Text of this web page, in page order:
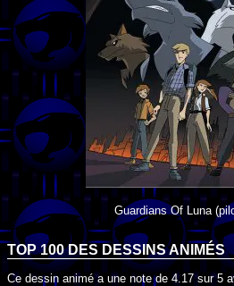
Guardians Of Luna
TOP 100 DES DESSINS ANIMÉS
Ce dessin animé a une note de 4.17sur5